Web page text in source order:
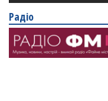
Радіо